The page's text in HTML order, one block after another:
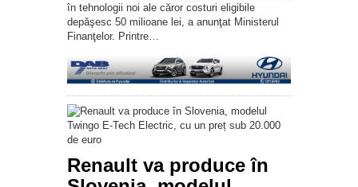
în tehnologii noi ale căror costuri eligibile
depăşesc 50 milioane lei, a anunţat Ministerul
Finanţelor. Printre…
Renault va produce în